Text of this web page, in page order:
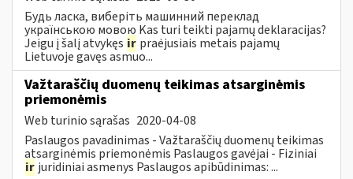
Будь ласка, виберіть машинний переклад
українською мовою Kas turi teikti pajamų deklaracijas?
Jeigu į šalį atvykęs ir praėjusiais metais pajamų
Lietuvoje gavęs asmuo...
Važtaraščių duomenų teikimas atsarginėmis
priemonėmis
Web turinio sąrašas 2020-04-08
Paslaugos pavadinimas - Važtaraščių duomenų teikimas
atsarginėmis priemonėmis Paslaugos gavėjai - Fiziniai
ir juridiniai asmenys Paslaugos apibūdinimas: ...